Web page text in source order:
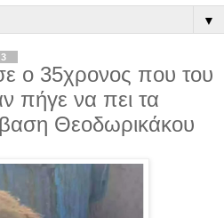
▼
ο 35χρονος που του
πήγε να πει τα
Θεοδωρικάκου